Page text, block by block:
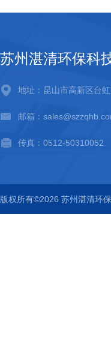
苏州湛清环保科
地址：昆山市高新区台
邮箱：
传真：0512-50310052
版权所有©2026 苏州湛清环